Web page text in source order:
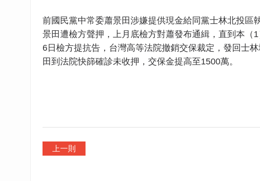
前國民黨中常委蕭景田涉嫌提供現金給同黨士林北投
景田遭檢方聲押，上月底檢方對蕭發布通緝，直到本（
6日檢方提抗告，台灣高等法院撤銷交保裁定，發回士
田到法院快篩確診未收押，交保金提高至1500萬。
上一則